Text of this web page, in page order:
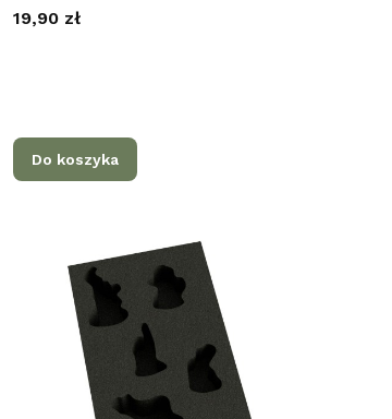
Cena
19,90 zł
Do koszyka